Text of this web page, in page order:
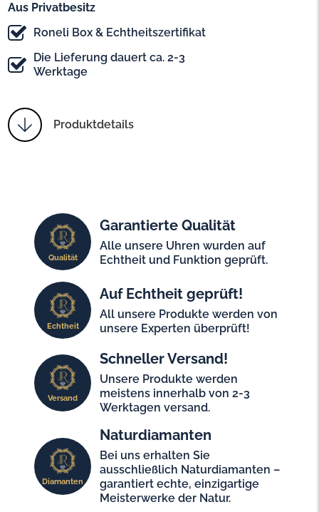
Aus Privatbesitz
Roneli Box & Echtheitszertifikat
Die Lieferung dauert ca. 2-3
Werktage
Produktdetails
Qualität
Garantierte Qualität
Alle unsere Uhren wurden auf
Echtheit und Funktion geprüft.
Echtheit
Auf Echtheit geprüft!
All unsere Produkte werden von
unsere Experten überprüft!
Versand
Schneller Versand!
Unsere Produkte werden
meistens innerhalb von 2-3
Werktagen versand.
Diamanten
Naturdiamanten
Bei uns erhalten Sie
ausschließlich Naturdiamanten –
garantiert echte, einzigartige
Meisterwerke der Natur.